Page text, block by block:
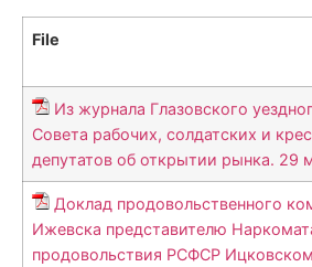
File
Из журнала Глазовского
Совета рабочих, солдатских и
депутатов об открытии рынка. 29
Доклад продовольственного
Ижевска представителю
продовольствия РСФСР